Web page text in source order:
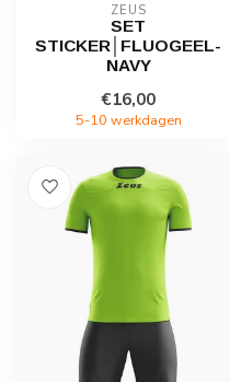
ZEUS
SET
STICKER│FLUOGEEL-
NAVY
€16,00
5-10 werkdagen